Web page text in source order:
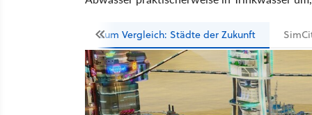
Zum Vergleich: Städte der Zukunft